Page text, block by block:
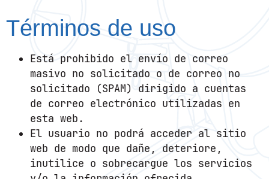
Términos de uso
Está prohibido el envío de correo
masivo no solicitado o de correo no
solicitado (SPAM) dirigido a cuentas
de correo electrónico utilizadas en
esta web.
El usuario no podrá acceder al sitio
web de modo que dañe, deteriore,
inutilice o sobrecargue los servicios